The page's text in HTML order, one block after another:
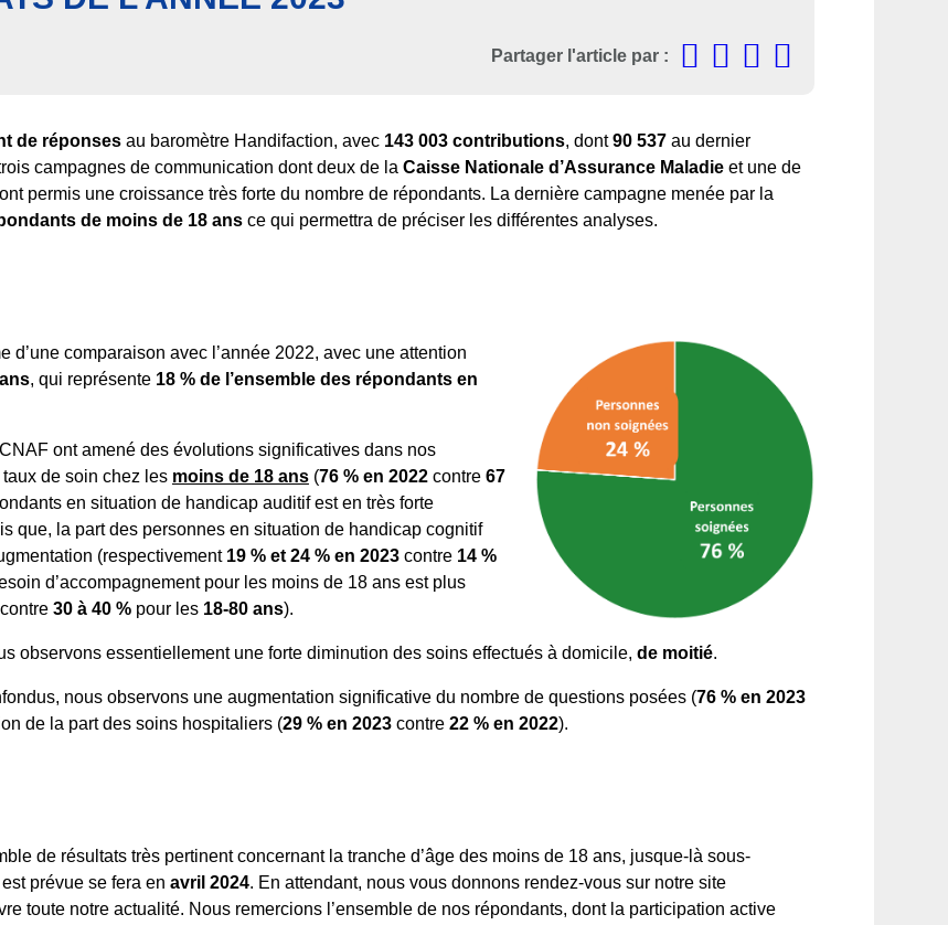
Partager l'article par :
de réponsesau baromètre Handifaction, avec 143 003 contributions, dont90 537au dernier
campagnes de communication dont deux de la Caisse Nationale d’Assurance Maladie et une de
permis une croissance très forte du nombre de répondants. La dernière campagne menée par la
de moins de 18 ansce qui permettra de préciser les différentes analyses.
comparaison avec l’année 2022, avec une attention
, qui représente 18 % de l’ensemble des répondants en
ont amené des évolutions significatives dans nos
de soin chez les moins de 18 ans(76 % en 2022contre 67
en situation de handicap auditif est en très forte
que, la part des personnes en situation de handicap cognitif
(respectivement 19 % et 24 % en 2023contre 14 %
d’accompagnement pour les moins de 18 ans est plus
contre 30 à 40 % pour les18-80 ans).
observons essentiellement une forte diminution des soins effectués à domicile, de moitié.
nous observons une augmentation significative du nombre de questions posées (76 % en 2023
de la part des soins hospitaliers (29 %en 2023contre 22 %en 2022).
de résultats très pertinent concernant la tranche d’âge des moins de 18 ans, jusque-là sous-
prévue se fera en avril 2024. En attendant, nous vous donnons rendez-vous sur notre site
toute notre actualité. Nous remercions l’ensemble de nos répondants, dont la participation active